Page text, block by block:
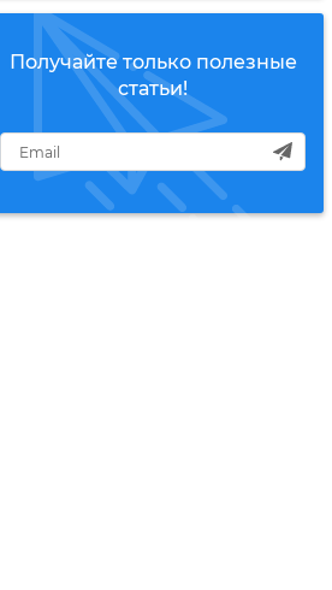
Получайте только полезные
статьи!